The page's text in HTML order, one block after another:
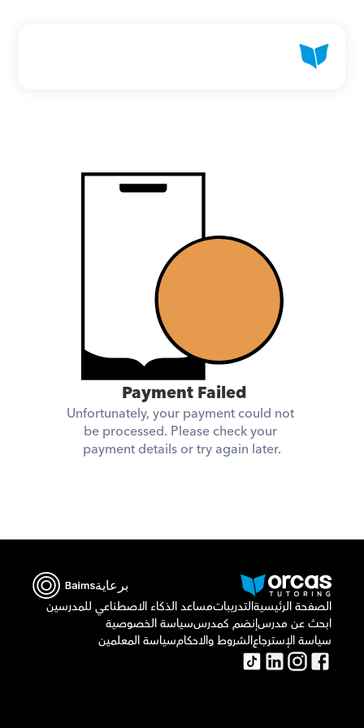
Payment Failed
Unfortunately, your payment could not
be processed. Please check your
payment details or try again later.
برعاية
الصفحة الرئيسيةالتدريباتمساعد الذكاء الاصطناعي للمدرسين
ابحث عن مدرسإنضم كمدرسسياسة الخصوصية
سياسة الإسترجاعالشروط والاحكامسياسة المعلمين